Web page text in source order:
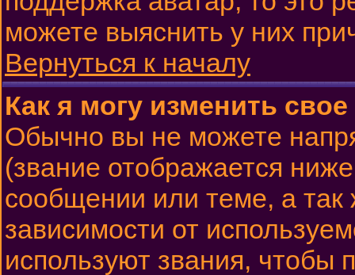
можете выяснить у них
Вернуться к началу
Как я могу изменить
Обычно вы не можете
(звание отображается
сообщении или теме, а
зависимости от
используют звания, чтобы